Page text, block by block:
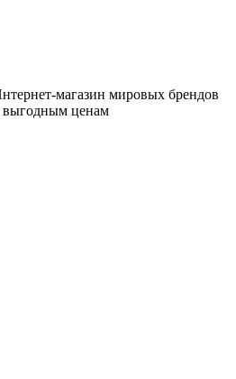
магазин мировых брендов
выгодным ценам